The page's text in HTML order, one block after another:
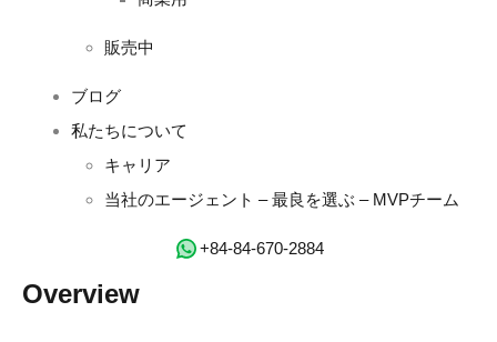
販売中
ブログ
私たちについて
キャリア
当社のエージェント – 最良を選ぶ – MVPチーム
‭+84-84-670-2884‬
Overview